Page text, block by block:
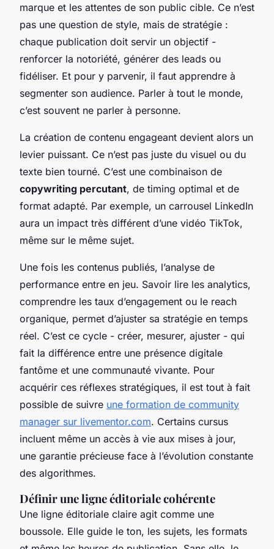
marque et les attentes de son public cible. Ce n’est
pas une question de style, mais de stratégie :
chaque publication doit servir un objectif -
renforcer la notoriété, générer des leads ou
fidéliser. Et pour y parvenir, il faut apprendre à
segmenter son audience. Parler à tout le monde,
c’est souvent ne parler à personne.
La création de contenu engageant devient alors un
levier puissant. Ce n’est pas juste du visuel ou du
texte bien tourné. C’est une combinaison de
copywriting percutant, de timing optimal et de
format adapté. Par exemple, un carrousel LinkedIn
aura un impact très différent d’une vidéo TikTok,
même sur le même sujet.
Une fois les contenus publiés, l’analyse de
performance entre en jeu. Savoir lire les analytics,
comprendre les taux d’engagement ou le reach
organique, permet d’ajuster sa stratégie en temps
réel. C’est ce cycle - créer, mesurer, ajuster - qui
fait la différence entre une présence digitale
fantôme et une communauté vivante. Pour
acquérir ces réflexes stratégiques, il est tout à fait
possible de suivre une formation de community
manager sur livementor.com. Certains cursus
incluent même un accès à vie aux mises à jour,
une garantie précieuse face à l’évolution constante
des algorithmes.
Définir une ligne éditoriale cohérente
Une ligne éditoriale claire agit comme une
boussole. Elle guide le ton, les sujets, les formats